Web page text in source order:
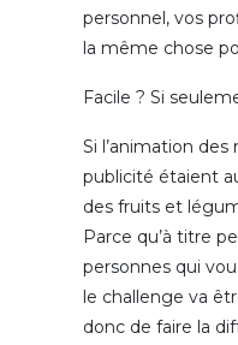
personnel, vos
la même chose
Facile ? Si
Si l’animation des
publicité étaient
des fruits et
Parce qu’à titre
personnes qui
le challenge va
donc de faire la